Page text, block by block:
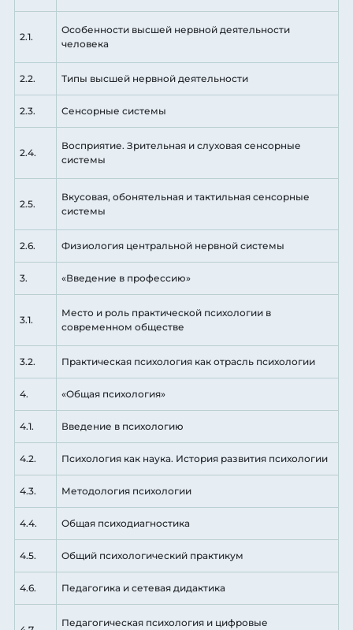
2.1.
Особенности высшей нервной деятельности
человека
2.2. Типы высшей нервной деятельности
2.3. Сенсорные системы
2.4.
Восприятие. Зрительная и слуховая сенсорные
системы
2.5.
Вкусовая, обонятельная и тактильная сенсорные
системы
2.6. Физиология центральной нервной системы
3. «Введение в профессию»
3.1.
Место и роль практической психологии в
современном обществе
3.2. Практическая психология как отрасль психологии
4. «Общая психология»
4.1. Введение в психологию
4.2. Психология как наука. История развития психологии
4.3. Методология психологии
4.4. Общая психодиагностика
4.5. Общий психологический практикум
4.6. Педагогика и сетевая дидактика
Педагогическая психология и цифровые